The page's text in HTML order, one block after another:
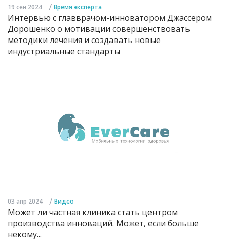
19 сен 2024 / Время эксперта
Интервью с главврачом-инноватором Джассером
Дорошенко о мотивации совершенствовать
методики лечения и создавать новые
индустриальные стандарты
03 апр 2024 / Видео
Может ли частная клиника стать центром
производства инноваций. Может, если больше
некому...